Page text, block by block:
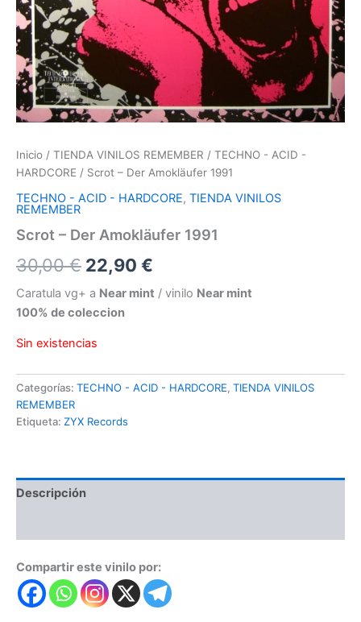
Inicio / TIENDA VINILOS REMEMBER / TECHNO - ACID -
HARDCORE / Scrot – Der Amokläufer 1991
TECHNO - ACID - HARDCORE, TIENDA VINILOS
REMEMBER
Scrot – Der Amokläufer 1991
30,00€ El
precio
original
era:
30,00 €.
22,90 €
precio
22,90 €.
Caratula vg+ a Near mint / vinilo Near mint
100% de coleccion
Sin existencias
Categorías: TECHNO - ACID - HARDCORE, TIENDA VINILOS
REMEMBER
Etiqueta: ZYX Records
Descripción
Compartir este vinilo por: